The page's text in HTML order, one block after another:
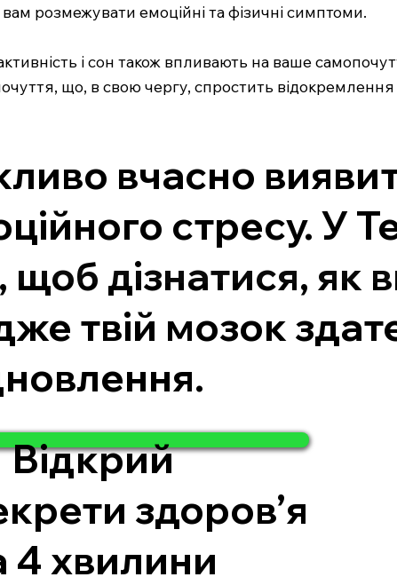
розмежувати емоційні та фізичні симптоми.
і сон також впливають на ваше
що, в свою чергу, спростить відокремлення
вчасно
стресу. У
дізнатися, як
твій мозок
Відкрий
здоров’я
4 хвилини